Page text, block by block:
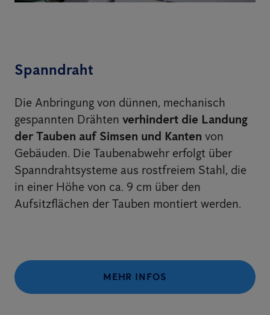
Spanndraht
Die Anbringung von dünnen, mechanisch
gespannten Drähten verhindert die Landung
der Tauben auf Simsen und Kanten von
Gebäuden. Die Taubenabwehr erfolgt über
Spanndrahtsysteme aus rostfreiem Stahl, die
in einer Höhe von ca. 9 cm über den
Aufsitzflächen der Tauben montiert werden.
MEHR INFOS